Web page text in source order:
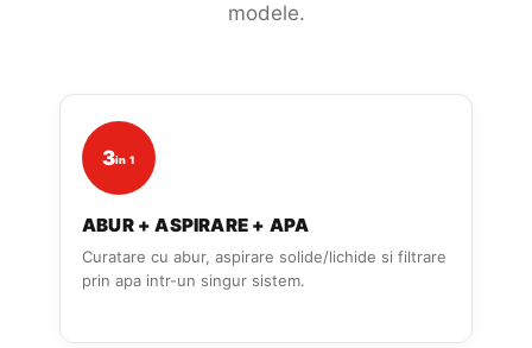
modele.
3in 1
ABUR + ASPIRARE + APA
Curatare cu abur, aspirare solide/lichide si filtrare
prin apa intr-un singur sistem.